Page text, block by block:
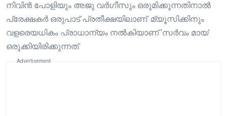
നിവിൻ പോളിയും അജു വർഗീസും ഒരുമിക്കുന്നതിനാൽ
പ്രേക്ഷകർ ഒരുപാട് പ്രതീക്ഷയിലാണ്. മ്യൂസിക്കിനും
വളരെയധികം പ്രാധാന്യം നൽകിയാണ് ‘സർവം മായ’
ഒരുക്കിയിരിക്കുന്നത്.
Advertisement